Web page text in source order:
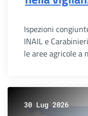
Ispezioni
INAIL e
le aree agricole a
30 Lug 2026